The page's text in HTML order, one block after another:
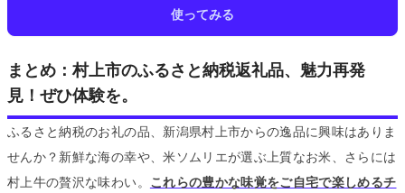
使ってみる
まとめ：村上市のふるさと納税返礼品、魅力再発
見！ぜひ体験を。
ふるさと納税のお礼の品、新潟県村上市からの逸品に興味はありま
せんか？新鮮な海の幸や、米ソムリエが選ぶ上質なお米、さらには
村上牛の贅沢な味わい。 これらの豊かな味覚をご自宅で楽しめるチ